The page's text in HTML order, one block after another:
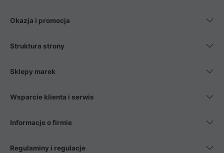
Okazja i promocja
Struktura strony
Sklepy marek
Wsparcie klienta i serwis
Informacje o firmie
Regulaminy i regulacje